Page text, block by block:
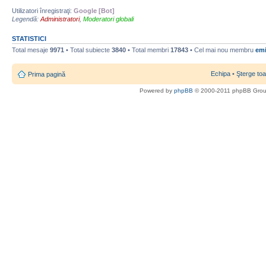
Utilizatori înregistraţi: Google [Bot]
Legendă: Administratori, Moderatori globali
STATISTICI
Total mesaje 9971 • Total subiecte 3840 • Total membri 17843 • Cel mai nou membru
Prima pagină Echipa • Şterge
Powered by phpBB © 2000-2011 phpBB